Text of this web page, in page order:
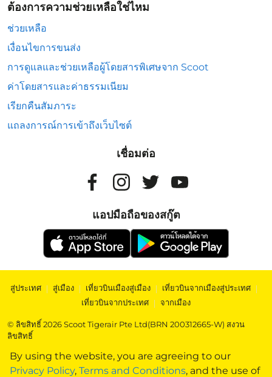
By using the website, you are agreeing to our
Privacy Policy, Terms and Conditions, and the use of
ต้องการความช่วยเหลือใช่ไหม
ช่วยเหลือ
เงื่อนไขการขนส่ง
การดูแลและช่วยเหลือผู้โดยสารพิเศษจาก Scoot
ค่าโดยสารและค่าธรรมเนียม
เรียกคืนสัมภาระ
แถลงการณ์การเข้าถึงเว็บไซต์
เชื่อมต่อ
แอปมือถือของสกู๊ต
สู่ประเทศ | สู่เมือง | เที่ยวบินเมืองสู่เมือง | เที่ยวบินจากเมืองสู่ประเทศ |
เที่ยวบินจากประเทศ | จากเมือง
© ลิขสิทธิ์ 2026 Scoot Tigerair Pte Ltd(BRN 200312665-W) สงวน
ลิขสิทธิ์